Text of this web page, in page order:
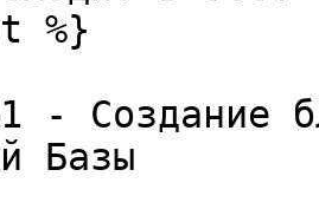
%}
- Создание
Базы